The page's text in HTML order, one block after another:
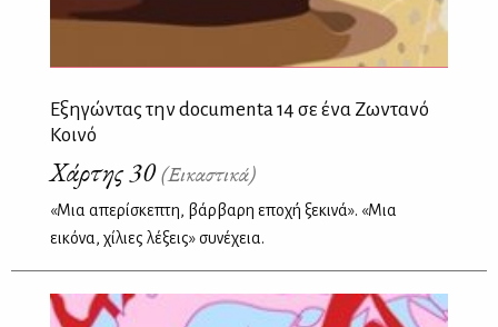
Εξηγώντας την documenta 14 σε ένα Ζωντανό
Κοινό
Χάρτης 30(Εικαστικά)
«Μια απερίσκεπτη, βάρβαρη εποχή ξεκινά». «Μια
εικόνα, χίλιες λέξεις» συνέχεια.